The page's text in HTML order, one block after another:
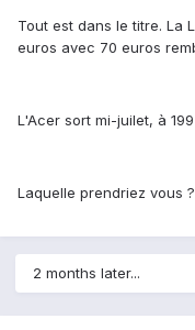
Tout est dans le titre. La
euros avec 70 euros
L'Acer sort mi-juilet, à
Laquelle prendriez vous ?
2 months later...